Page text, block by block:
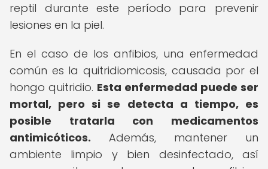
reptil durante este período para prevenir
lesiones en la piel.
En el caso de los anfibios, una enfermedad
común es la quitridiomicosis, causada por el
hongo quitridio. Esta enfermedad puede ser
mortal, pero si se detecta a tiempo, es
posible tratarla con medicamentos
antimicóticos. Además, mantener un
ambiente limpio y bien desinfectado, así